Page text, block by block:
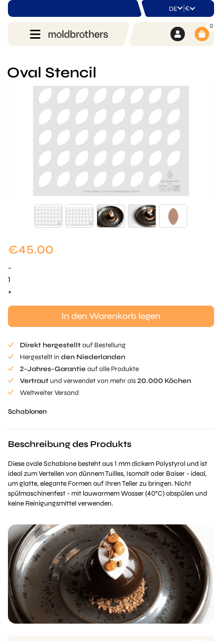
DE | €
0
Oval Stencil
€45.00
-
Ovale
Schablone
+
In den Warenkorb legen
Direkt hergestelltauf Bestellung
Hergestellt in den Niederlanden
2-Jahres-Garantieauf alle Produkte
Vertraut und verwendet von mehr als20.000 Köchen
Weltweiter Versand
Schablonen
Beschreibung des Produkts
Diese ovale Schablone besteht aus 1 mm dickem Polystyrol und ist
ideal zum Verteilen von dünnem Tuilles, Isomalt oder Baiser - ideal,
um glatte, elegante Formen auf Ihren Teller zu bringen. Nicht
spülmaschinenfest - mit lauwarmem Wasser (40°C) abspülen und
keine Reinigungsmittel verwenden.